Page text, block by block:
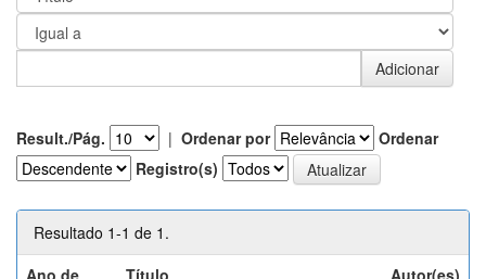
Result./Pág. | Ordenar por
Ordenar
Registro(s)
Resultado 1-1 de 1.
Ano de
Título Autor(es)